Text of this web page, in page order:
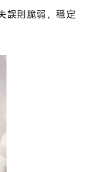
誤則脆弱，穩定